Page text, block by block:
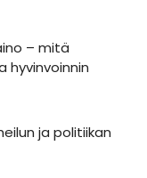
– mitä
hyvinvoinnin
ja politiikan